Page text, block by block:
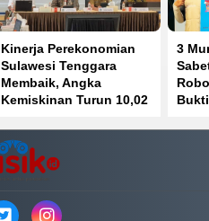
Kinerja Perekonomian
Sulawesi Tenggara
Membaik, Angka
Kemiskinan Turun 10,02
3